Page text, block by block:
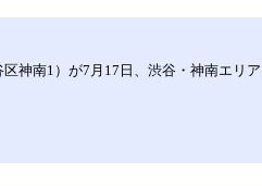
神南1）が7月17日、渋谷・神南エリア